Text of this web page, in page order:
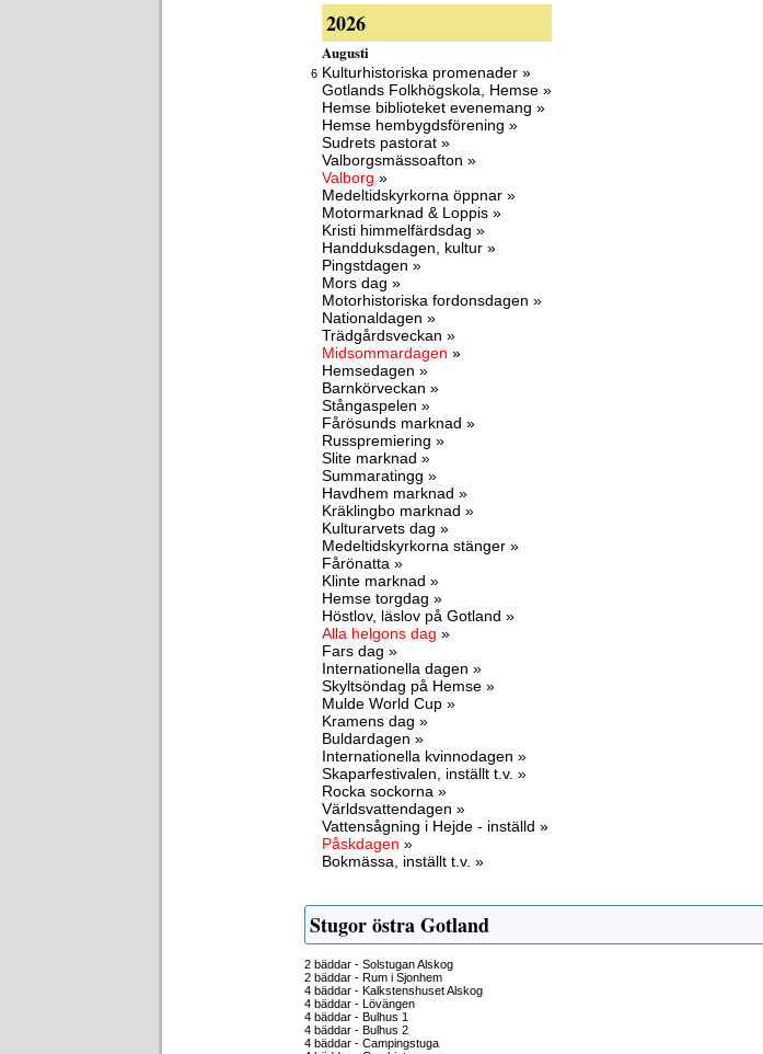
2026
Augusti
6 Kulturhistoriska promenader »
Gotlands Folkhögskola, Hemse »
Hemse biblioteket evenemang »
Hemse hembygdsförening »
Sudrets pastorat »
Valborgsmässoafton »
Valborg »
Medeltidskyrkorna öppnar »
Motormarknad & Loppis »
Kristi himmelfärdsdag »
Handduksdagen, kultur »
Pingstdagen »
Mors dag »
Motorhistoriska fordonsdagen »
Nationaldagen »
Trädgårdsveckan »
Midsommardagen »
Hemsedagen »
Barnkörveckan »
Stångaspelen »
Fårösunds marknad »
Russpremiering »
Slite marknad »
Summaratingg »
Havdhem marknad »
Kräklingbo marknad »
Kulturarvets dag »
Medeltidskyrkorna stänger »
Fårönatta »
Klinte marknad »
Hemse torgdag »
Höstlov, läslov på Gotland »
Alla helgons dag »
Fars dag »
Internationella dagen »
Skyltsöndag på Hemse »
Mulde World Cup »
Kramens dag »
Buldardagen »
Internationella kvinnodagen »
Skaparfestivalen, inställt t.v. »
Rocka sockorna »
Världsvattendagen »
Vattensågning i Hejde - inställd »
Påskdagen »
Bokmässa, inställt t.v. »
Stugor östra Gotland
2 bäddar - Solstugan Alskog
2 bäddar - Rum i Sjonhem
4 bäddar - Kalkstenshuset Alskog
4 bäddar - Lövängen
4 bäddar - Bulhus 1
4 bäddar - Bulhus 2
4 bäddar - Campingstuga